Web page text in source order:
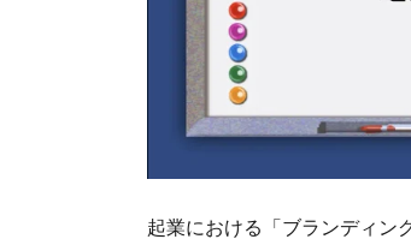
起業における「ブランディン